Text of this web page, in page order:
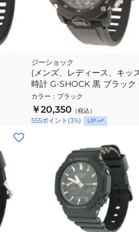
ジーショック
(メンズ、レディース、キッ
時計 G-SHOCK 黒 ブラック
2000S-1AJF
カラー ： ブラック
￥20,350 （税込）
555ポイント (3%) UP